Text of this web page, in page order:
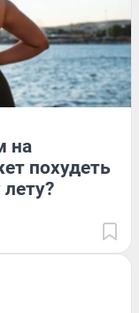
на
похудеть